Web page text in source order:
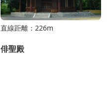
直線距離：226m
俳聖殿